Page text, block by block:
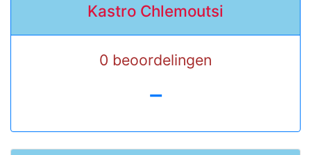
Kastro Chlemoutsi
0 beoordelingen
-